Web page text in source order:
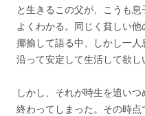
と生きるこの父が、こうも
よくわかる。同じく貧しい
揶揄して語る中、しかし一
沿って安定して生活して欲し
しかし、それが時生を追い
終わってしまった。その時点